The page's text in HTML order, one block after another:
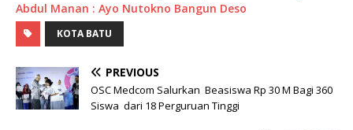
Abdul Manan : Ayo Nutokno Bangun Deso
KOTA BATU
PREVIOUS
OSC Medcom Salurkan Beasiswa Rp 30 M Bagi 360
Siswa dari 18 Perguruan Tinggi